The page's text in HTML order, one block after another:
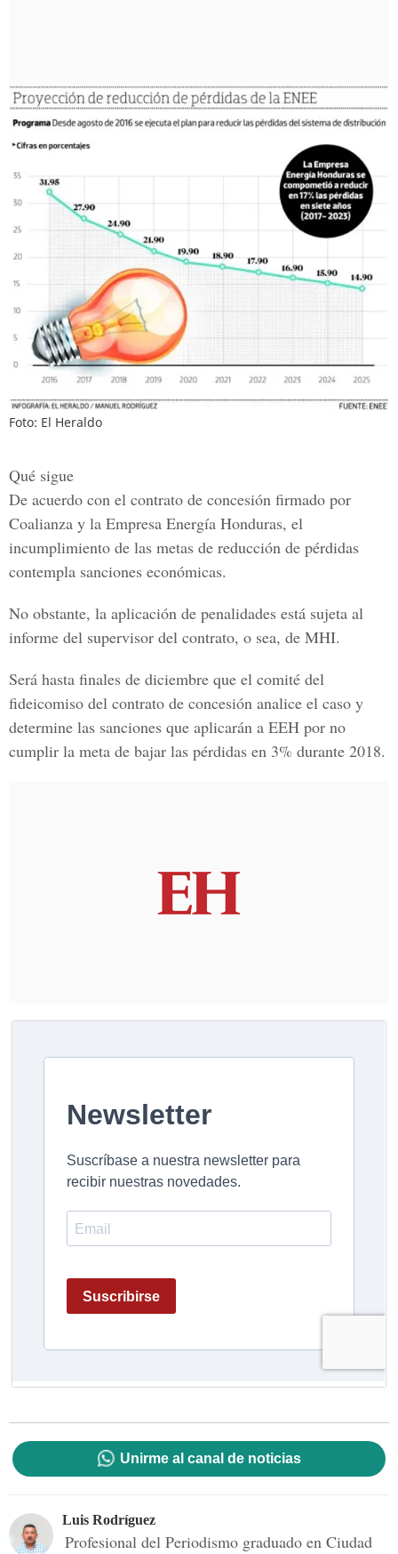
Foto: El Heraldo
Qué sigue
De acuerdo con el contrato de concesión firmado por
Coalianza y la Empresa Energía Honduras, el
incumplimiento de las metas de reducción de pérdidas
contempla sanciones económicas.
No obstante, la aplicación de penalidades está sujeta al
informe del supervisor del contrato, o sea, de MHI.
Será hasta finales de diciembre que el comité del
fideicomiso del contrato de concesión analice el caso y
determine las sanciones que aplicarán a EEH por no
cumplir la meta de bajar las pérdidas en 3% durante 2018.
Unirme al canal de noticias
Luis Rodríguez
Profesional del Periodismo graduado en Ciudad